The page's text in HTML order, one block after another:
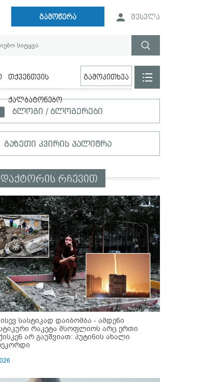
გამოწერა შესვლა
თქვენთვის
ქალბატონებო
გამოკითხვა
ბლოგი / ბლოგერები
გაზეთი კვირის პალიტრა
რჩევით
ისევ სასტიკად დაიბომბა - ამდენი
რაკეტა მსოფლიოს არც ერთი
არ გაუშვიათ: პუტინის ახალი